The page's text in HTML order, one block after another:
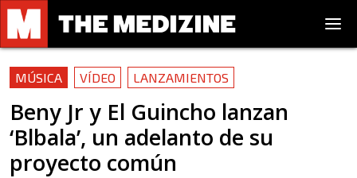
MÚSICA VÍDEO LANZAMIENTOS
Beny Jr y El Guincho lanzan
‘Blbala’, un adelanto de su
proyecto común